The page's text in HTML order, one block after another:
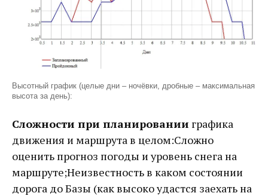
Высотный график (целые дни – ночёвки, дробные – максимальная
высота за день):
Сложности при планировании графика
движения и маршрута в целом:Сложно
оценить прогноз погоды и уровень снега на
маршруте;Неизвестность в каком состоянии
дорога до Базы (как высоко удастся заехать на